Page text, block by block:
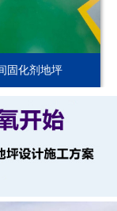
固化剂地坪